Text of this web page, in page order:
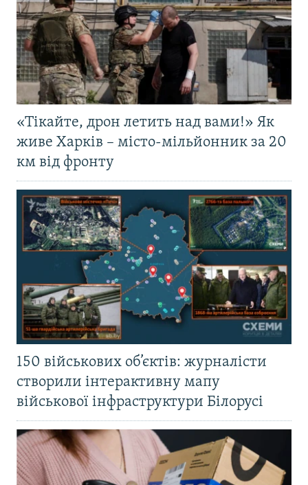
«Тікайте, дрон летить над вами!» Як
живе Харків – місто-мільйонник за 20
км від фронту
150 військових об’єктів: журналісти
створили інтерактивну мапу
військової інфраструктури Білорусі